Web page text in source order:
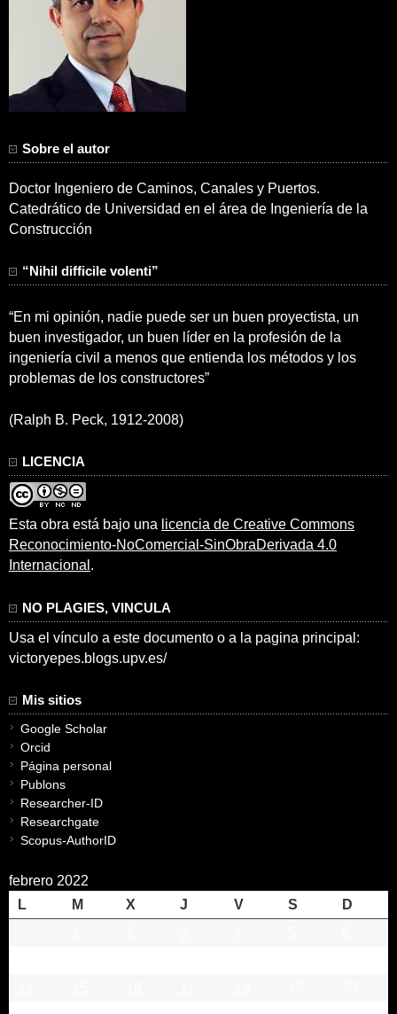
Sobre el autor
Doctor Ingeniero de Caminos, Canales y Puertos.
Catedrático de Universidad en el área de Ingeniería de la
Construcción
“Nihil difficile volenti”
“En mi opinión, nadie puede ser un buen proyectista, un
buen investigador, un buen líder en la profesión de la
ingeniería civil a menos que entienda los métodos y los
problemas de los constructores”
(Ralph B. Peck, 1912-2008)
LICENCIA
Esta obra está bajo una licencia de Creative Commons
Reconocimiento-NoComercial-SinObraDerivada 4.0
Internacional .
NO PLAGIES, VINCULA
Usa el vínculo a este documento o a la pagina principal:
victoryepes.blogs.upv.es/
Mis sitios
Google Scholar
Orcid
Página personal
Publons
Researcher-ID
Researchgate
Scopus-AuthorID
febrero 2022
L
M X J V S
D